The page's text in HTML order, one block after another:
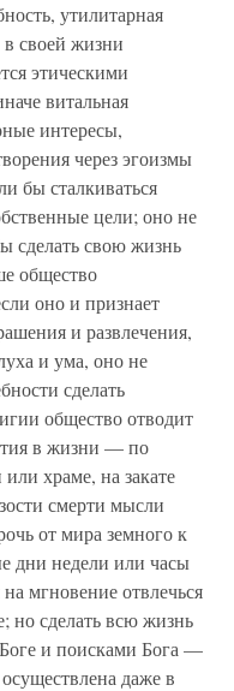
утилитарная
своей жизни
этическими
витальная
интересы,
через эгоизмы
бы сталкиваться
цели; оно не
сделать свою жизнь
общество
оно и признает
и развлечения,
и ума, оно не
сделать
общество отводит
в жизни — по
храме, на закате
смерти мысли
от мира земного к
дни недели или часы
мгновение отвлечься
но сделать всю жизнь
и поисками Бога —
даже в